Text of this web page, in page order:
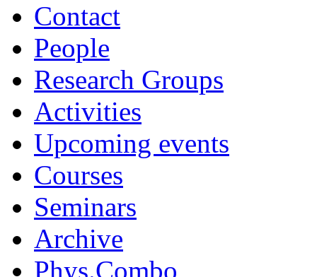
Contact
People
Research Groups
Activities
Upcoming events
Courses
Seminars
Archive
Phys.Combo